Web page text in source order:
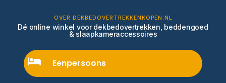
OVER DEKBEDOVERTREKKENKOPEN.NL
Dé online winkel voor dekbedovertrekken, beddengoed
& slaapkameraccessoires
Eenpersoons